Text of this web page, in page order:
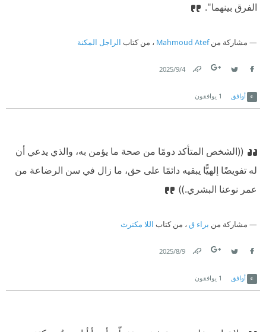
الفرق بينهما".‏
مشاركة منMahmoud Atef ، من كتاب الراجل المكنة
4‏/9‏/2025
أوافق 1 يوافقون
((الشخص المتأكد دومًا من صحة ما يؤمن به، والذي يدعي أن
له تفويضًا إلهيًّا يبقيه دائمًا على حق، ما زال في سن الرضاعة من
عمر نوعنا البشري.))
مشاركة من براء ق ، من كتاب اللا مكترث
9‏/8‏/2025
أوافق 1 يوافقون